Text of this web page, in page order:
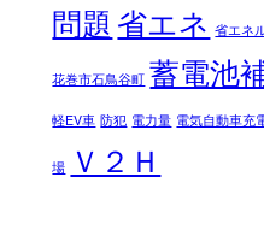
問題 省エネ 省エネ
花巻市石鳥谷町 蓄電池
軽EV車 防犯 電力量 電気自動車充
場 Ｖ２Ｈ